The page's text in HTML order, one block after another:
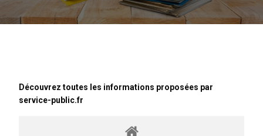
Découvrez toutes les informations proposées par
service-public.fr